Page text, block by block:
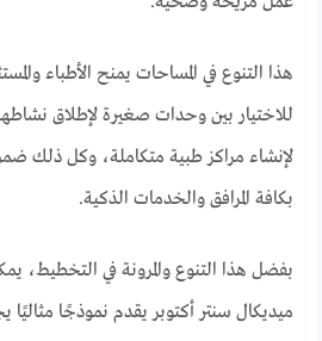
هذا التنوع في المساحات يمنح الأطباء
للاختيار بين وحدات صغيرة لإطلاق
لإنشاء مراكز طبية متكاملة، وكل ذلك
بكافة المرافق والخدمات الذكية.
بفضل هذا التنوع والمرونة في التخطيط،
ميديكال سنتر أكتوبر يقدم نموذجًا مثاليًا